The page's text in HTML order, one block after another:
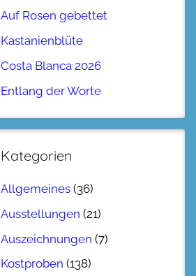
Auf Rosen gebettet
Kastanienblüte
Costa Blanca 2026
Entlang der Worte
Kategorien
Allgemeines (36)
Ausstellungen (21)
Auszeichnungen (7)
Kostproben (138)